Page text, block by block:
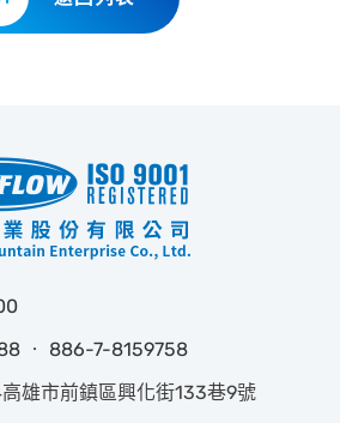
‧ 886-7-8159758
雄市前鎮區興化街133巷9號